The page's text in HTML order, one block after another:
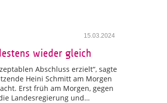
15.03.2024
wieder gleich
Abschluss erzielt“, sagte
Heini Schmitt am Morgen
Erst früh am Morgen, gegen
Landesregierung und…